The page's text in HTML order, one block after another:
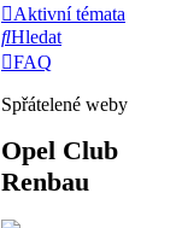
Aktivní témata
Hledat
FAQ
Spřátelené weby
Opel Club
Renbau